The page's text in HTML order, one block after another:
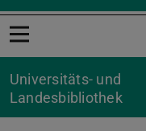
Menü öffnen
Universitäts- und
Landesbibliothek